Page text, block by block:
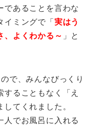
であることを言わな
ミングで「 実はう
、よくわかる～ 」と
で、みんなびっくり
ることもなく「え
てくれました。
人でお風呂に入れる